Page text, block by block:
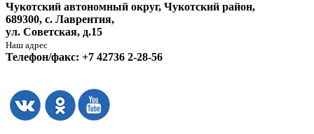
Чукотский автономный округ, Чукотский район,
689300, с. Лаврентия,
ул. Советская, д.15
Наш адрес
Телефон/факс: +7 42736 2-28-56